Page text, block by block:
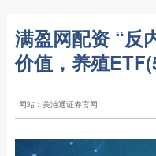
满盈网配资 “反
价值，养殖
网站：美港通证券官网